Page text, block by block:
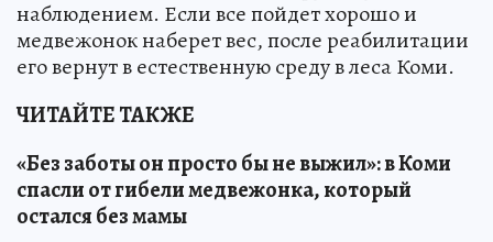
наблюдением. Если все пойдет хорошо и
медвежонок наберет вес, после реабилитации
его вернут в естественную среду в леса Коми.
ЧИТАЙТЕ ТАКЖЕ
«Без заботы он просто бы не выжил»: в Коми
спасли от гибели медвежонка, который
остался без мамы